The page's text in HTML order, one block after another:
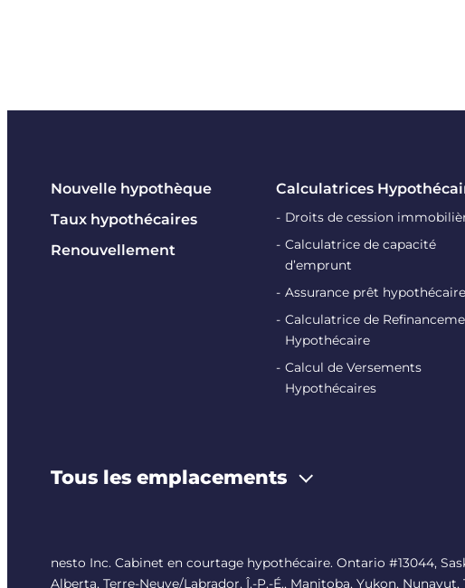
Nouvelle hypothèque
Taux hypothécaires
Renouvellement
Calculatrices
Droits de cession
Calculatrice de capacité
d’emprunt
Assurance prêt hypothécaire
Calculatrice de
Hypothécaire
Calcul de Versements
Hypothécaires
Tous les emplacements
nesto Inc. Cabinet en courtage hypothécaire. Ontario #13044,
Alberta, Terre-Neuve/Labrador, Î.-P.-É., Manitoba, Yukon,